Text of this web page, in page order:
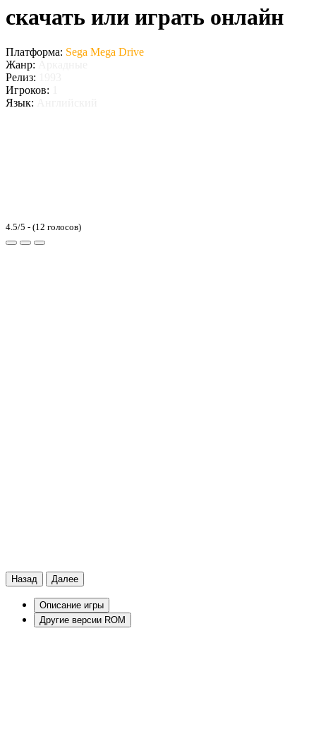
скачать или играть онлайн
Платформа: Sega Mega Drive
Жанр:
Релиз:
Игроков:
Язык:
4.5/5 - (12 голосов)
Назад Далее
Описание игры
Другие версии ROM